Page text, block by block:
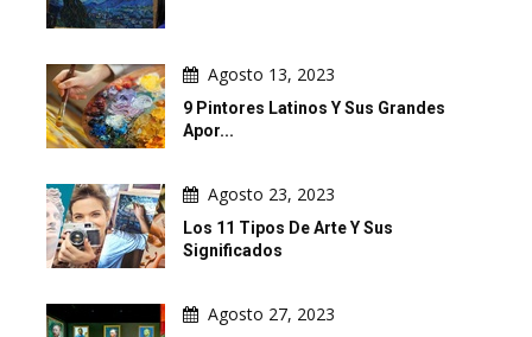
Agosto 13, 2023
9 Pintores Latinos Y Sus Grandes
Apor...
Agosto 23, 2023
Los 11 Tipos De Arte Y Sus
Significados
Agosto 27, 2023